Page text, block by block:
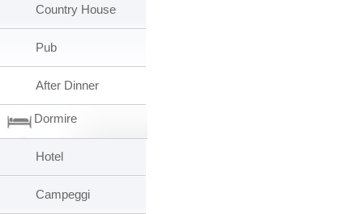
Country House
Pub
After Dinner
Dormire
Hotel
Campeggi